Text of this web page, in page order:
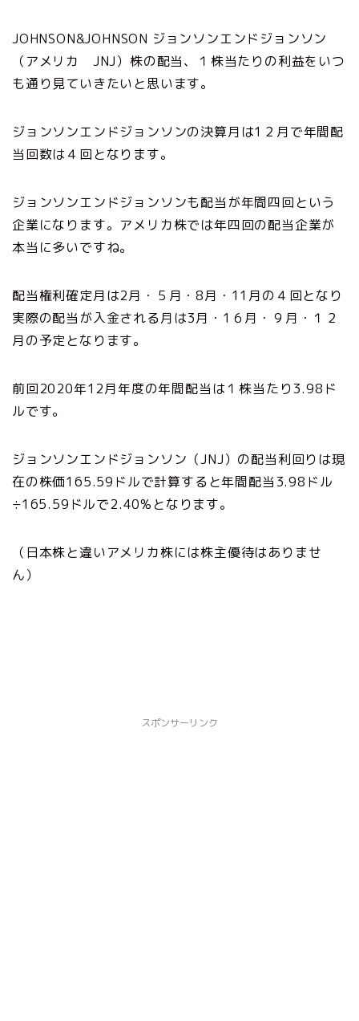
JOHNSON&JOHNSON ジョンソンエンドジョンソン
（アメリカ JNJ）株の配当、１株当たりの利益をいつ
も通り見ていきたいと思います。
ジョンソンエンドジョンソンの決算月は1２月で年間配
当回数は４回となります。
ジョンソンエンドジョンソンも配当が年間四回という
企業になります。アメリカ株では年四回の配当企業が
本当に多いですね。
配当権利確定月は2月・５月・8月・11月の４回となり
実際の配当が入金される月は3月・1６月・９月・１２
月の予定となります。
前回2020年12月年度の年間配当は１株当たり3.98ド
ルです。
ジョンソンエンドジョンソン（JNJ）の配当利回りは現
在の株価165.59ドルで計算すると年間配当3.98ドル
÷165.59ドルで2.40%となります。
（日本株と違いアメリカ株には株主優待はありませ
ん）
スポンサーリンク